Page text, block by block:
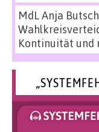
MdL Anja
Kontinuität und